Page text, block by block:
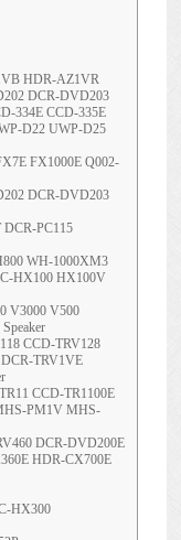
HDR-AZ1VR
DCR-DVD203
334E CCD-335E
D22 UWP-D25
FX1000E Q002-
DCR-DVD203
DCR-PC115
WH-1000XM3
HX100 HX100V
V3000 V500
CCD-TRV128
TRV1VE
CCD-TR1100E
PM1V MHS-
DCR-DVD200E
HDR-CX700E
HX300